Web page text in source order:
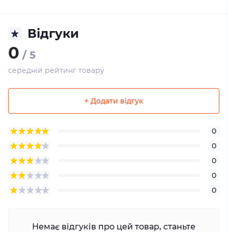
Відгуки
0 / 5
середній рейтинг товару
+ Додати відгук
0
0
0
0
0
Немає відгуків про цей товар, станьте